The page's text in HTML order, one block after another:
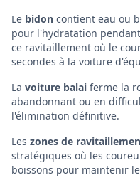
Le bidon contient eau ou
pour l'hydratation
ce ravitaillement où le
secondes à la voiture
La voiture balai ferme la
abandonnant ou en
l'élimination définitive.
Les zones de
stratégiques où les
boissons pour maintenir